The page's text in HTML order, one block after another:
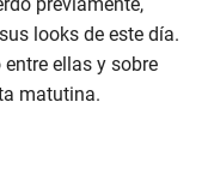
looks de este día.
ellas y sobre
matutina.